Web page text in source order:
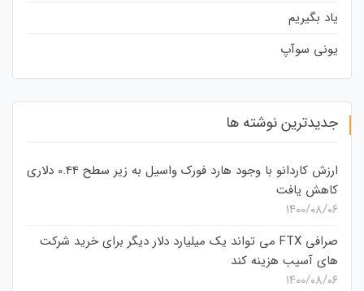
یاد بگیریم
یونی سوآپ
جدیدترین نوشته ها
ارزش کاردانو با وجود هارد فورک واسیل به زیر سطح 0.44 دلاری
کاهش یافت
۱۴۰۰/۰۸/۰۶
صرافی FTX می تواند یک میلیارد دلار دیگر برای خرید شرکت
های آسیب هزینه کند
۱۴۰۰/۰۸/۰۶